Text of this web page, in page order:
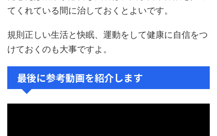
てくれている間に治しておくとよいです。
規則正しい生活と快眠、運動をして健康に自信をつ
けておくのも大事ですよ。
最後に参考動画を紹介します